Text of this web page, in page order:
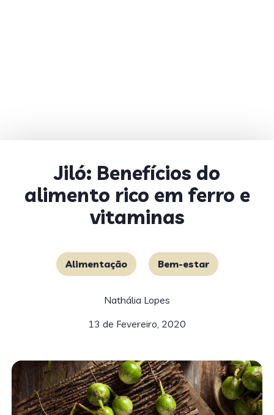
Jiló: Benefícios do
alimento rico em ferro e
vitaminas
Alimentação Bem-estar
Nathália Lopes
13 de Fevereiro, 2020